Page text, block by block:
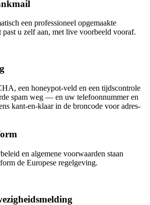
een professioneel opgemaakte
u zelf aan, met live voorbeeld vooraf.
een honeypot-veld en een tijdscontrole
spam weg — en uw telefoonnummer en
kant-en-klaar in de broncode voor adres-
en algemene voorwaarden staan
de Europese regelgeving.